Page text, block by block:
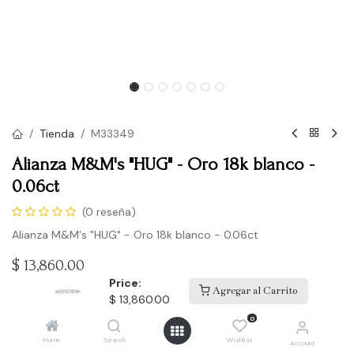
Price:
$ 13,860.00
Agregar al Carrito
Home Search
0
Wishlist Account
Tienda M33349
Alianza M&M's "HUG" - Oro 18k blanco -
0.06ct
(0 reseña)
Alianza M&M's "HUG" - Oro 18k blanco - 0.06ct
$ 13,860.00
Comprar